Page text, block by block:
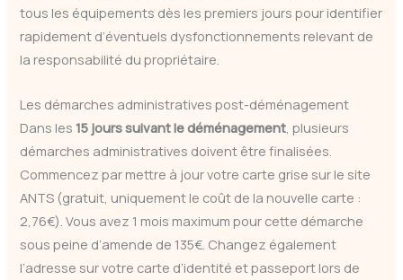
tous les équipements dès les premiers jours pour identifier
rapidement d’éventuels dysfonctionnements relevant de
la responsabilité du propriétaire.
Les démarches administratives post-déménagement
Dans les15 jours suivant le déménagement , plusieurs
démarches administratives doivent être finalisées.
Commencez par mettre à jour votre carte grise sur le site
ANTS (gratuit, uniquement le coût de la nouvelle carte :
2,76€). Vous avez 1 mois maximum pour cette démarche
sous peine d’amende de 135€. Changez également
l’adresse sur votre carte d’identité et passeport lors de